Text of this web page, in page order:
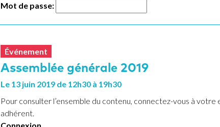
Mot de passe:
Événement
Assemblée générale 2019
Le 13 juin 2019 de 12h30 à 19h30
Pour consulter l’ensemble du contenu, connectez-vous à votre
adhérent.